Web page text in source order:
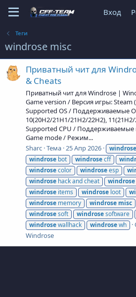
Вход
Теги
windrose misc
Приватный чит для
& Cheats
Приватный чит для Windrose |
Game version / Версия игры: Steam
Supported OS / Поддерживаемые
10(20H2/21H1/21H2/22H2),
Supported CPU / Поддерживаемые
Game mode / Режим...
Sharc Тема 25 Апр 2026 windrose
windrose bot windrosecff
windrosecolor windroseesp
windrose hack and cheat windrose
windrose items windrose loot
windrose memory windrose misc
windrosesoft windrosesoftware
windrosewallhack windrosewh
Windrose